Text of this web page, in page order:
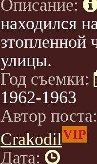
Описание:
находился
зтопленной
улицы.
Год съемки:
1962-1963
Автор
CrakodilVIP
Дата: